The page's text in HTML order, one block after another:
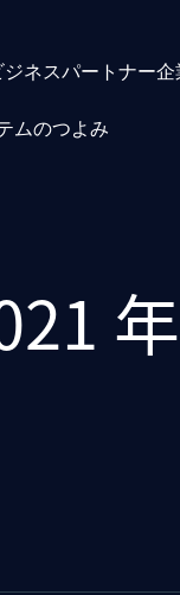
ジネスパートナー
ムのつよみ